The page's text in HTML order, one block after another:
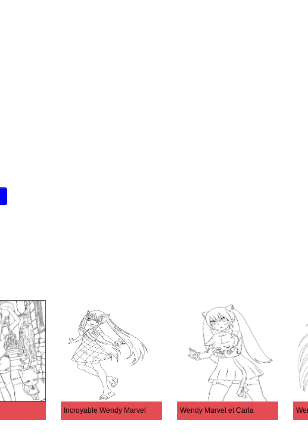
Incroyable Wendy Marvel Wendy Marvel et Carla